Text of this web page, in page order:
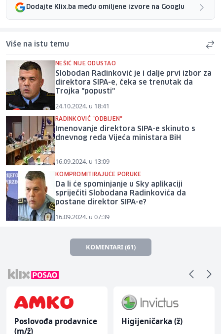
Dodajte Klix.ba među omiljene izvore na Googlu
Više na istu temu
NEŠIĆ NIJE ODUSTAO
Slobodan Radinković je i dalje prvi izbor za
direktora SIPA-e, čeka se trenutak da
Trojka "popusti"
24.10.2024. u 18:41
RADINKOVIĆ "ODBIJEN"
Imenovanje direktora SIPA-e skinuto s
dnevnog reda Vijeća ministara BiH
16.09.2024. u 13:09
KOMPROMITIRAJUĆE PORUKE
Da li će spominjanje u Sky aplikaciji
spriječiti Slobodana Radinkovića da
postane direktor SIPA-e?
16.09.2024. u 07:39
KOMENTARI (61)
Poslovođa prodavnice
(m/ž)
Higijeničarka (ž)